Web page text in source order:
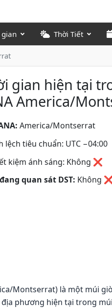
gian Thời Tiết
gian hiện tại
America/
America/Montserrat
lệch tiêu chuẩn: UTC −04:00
kiệm ánh sáng: Không ❌
quan sát DST: Không
Montserrat) là một múi
phương hiện tại trong